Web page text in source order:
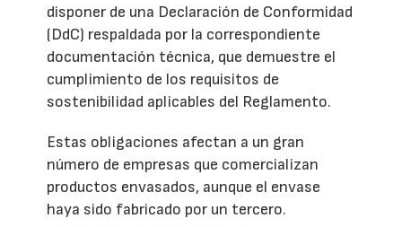
disponer de una Declaración de Conformidad
(DdC) respaldada por la correspondiente
documentación técnica, que demuestre el
cumplimiento de los requisitos de
sostenibilidad aplicables del Reglamento.
Estas obligaciones afectan a un gran
número de empresas que comercializan
productos envasados, aunque el envase
haya sido fabricado por un tercero.